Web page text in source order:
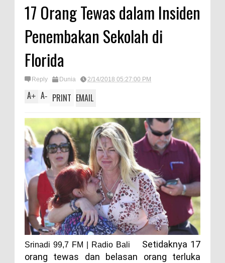
17 Orang Tewas dalam Insiden
Penembakan Sekolah di
Florida
Reply Dunia 2/14/2018 05:27:00 PM
A+ A- PRINT EMAIL
Srinadi 99,7 FM | Radio Bali Setidaknya 17
orang tewas dan belasan orang terluka